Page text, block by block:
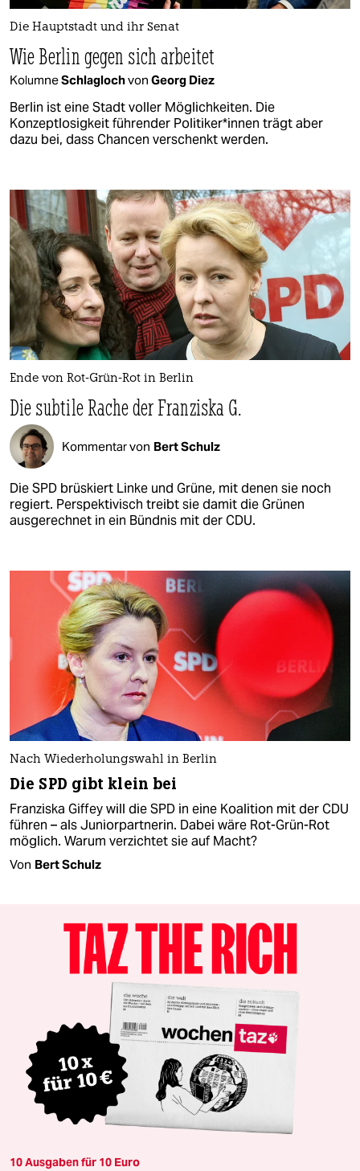
Die Hauptstadt und ihr Senat
Wie Berlin gegen sich arbeitet
KolumneSchlaglochvon Georg Diez
Berlin ist eine Stadt voller Möglichkeiten. Die
Konzeptlosigkeit führender Po­li­ti­ke­r*in­nen trägt aber
dazu bei, dass Chancen verschenkt werden.
Ende von Rot-Grün-Rot in Berlin
Die subtile Rache der Franziska G.
Kommentar von Bert Schulz
Die SPD brüskiert Linke und Grüne, mit denen sie noch
regiert. Perspektivisch treibt sie damit die Grünen
ausgerechnet in ein Bündnis mit der CDU.
Nach Wiederholungswahl in Berlin
Die SPD gibt klein bei
Franziska Giffey will die SPD in eine Koalition mit der CDU
führen – als Juniorpartnerin. Dabei wäre Rot-Grün-Rot
möglich. Warum verzichtet sie auf Macht?
Von Bert Schulz
10 Ausgaben für 10 Euro